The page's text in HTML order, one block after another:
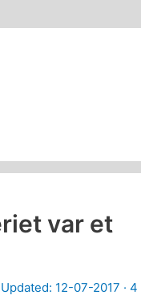
var et
Updated: 12-07-2017 · 4